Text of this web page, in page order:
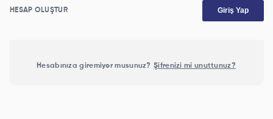
HESAP OLUŞTUR Giriş Yap
Hesabınıza giremiyor musunuz? Şifrenizi mi unuttunuz?